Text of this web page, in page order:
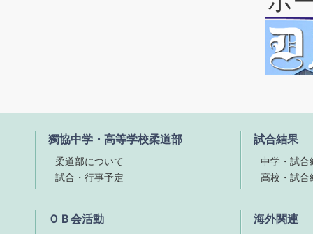
獨協中学・高等学校柔道部
柔道部について
試合・行事予定
試合結果
中学・試合
高校・試合
ＯＢ会活動 海外関連